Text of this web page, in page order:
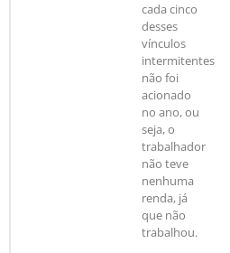
cada cinco
desses
vínculos
intermitentes
não foi
acionado
no ano, ou
seja, o
trabalhador
não teve
nenhuma
renda, já
que não
trabalhou.